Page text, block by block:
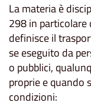
La materia è
298 in
definisce il
se eseguito da
o pubblici,
proprie e quando
condizioni: